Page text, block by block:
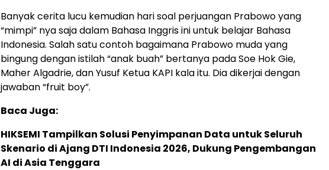
Banyak cerita lucu kemudian hari soal perjuangan Prabowo yang
“mimpi” nya saja dalam Bahasa Inggris ini untuk belajar Bahasa
Indonesia. Salah satu contoh bagaimana Prabowo muda yang
bingung dengan istilah “anak buah” bertanya pada Soe Hok Gie,
Maher Algadrie, dan Yusuf Ketua KAPI kala itu. Dia dikerjai dengan
jawaban “fruit boy”.
Baca Juga:
HIKSEMI Tampilkan Solusi Penyimpanan Data untuk Seluruh
Skenario di Ajang DTI Indonesia 2026, Dukung Pengembangan
AI di Asia Tenggara